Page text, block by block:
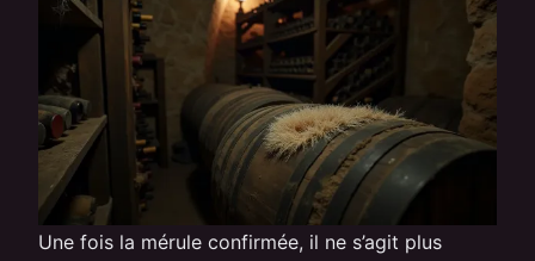
Une fois la mérule confirmée, il ne s’agit plus